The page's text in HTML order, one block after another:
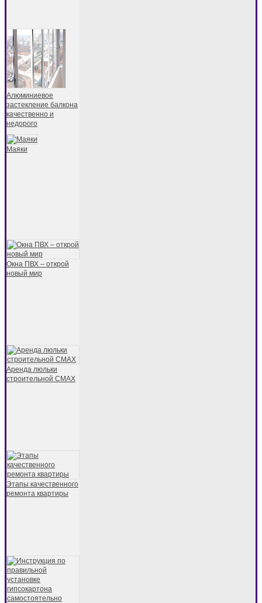
Алюминиевое
застекление балкона
качественно и
недорого
Маяки
Окна ПВХ – открой
новый мир
Аренда люльки
строительной CMAX
Этапы качественного
ремонта квартиры